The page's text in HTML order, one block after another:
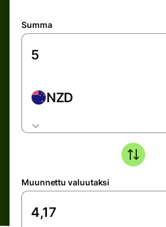
Summa
NZD
Muunnettu valuutaksi